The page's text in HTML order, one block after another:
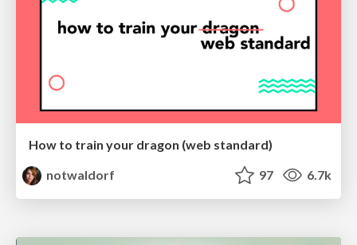
How to train your dragon (web standard)
notwaldorf
97 6.7k